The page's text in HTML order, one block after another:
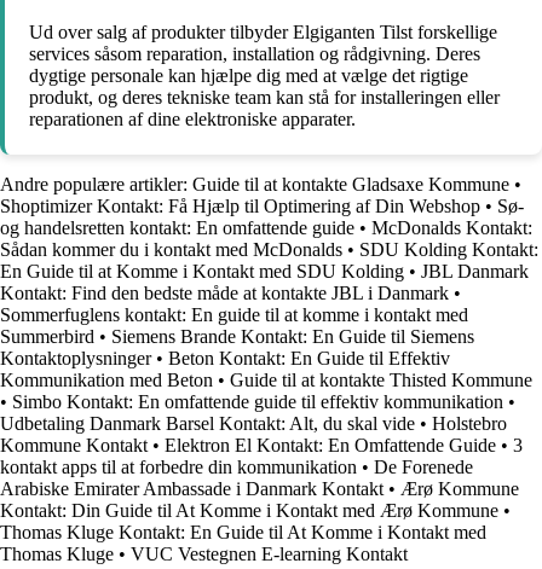
Ud over salg af produkter tilbyder Elgiganten Tilst forskellige
services såsom reparation, installation og rådgivning. Deres
dygtige personale kan hjælpe dig med at vælge det rigtige
produkt, og deres tekniske team kan stå for installeringen eller
reparationen af dine elektroniske apparater.
Andre populære artikler: Guide til at kontakte Gladsaxe Kommune •
Shoptimizer Kontakt: Få Hjælp til Optimering af Din Webshop • Sø-
og handelsretten kontakt: En omfattende guide • McDonalds Kontakt:
Sådan kommer du i kontakt med McDonalds • SDU Kolding Kontakt:
En Guide til at Komme i Kontakt med SDU Kolding • JBL Danmark
Kontakt: Find den bedste måde at kontakte JBL i Danmark •
Sommerfuglens kontakt: En guide til at komme i kontakt med
Summerbird • Siemens Brande Kontakt: En Guide til Siemens
Kontaktoplysninger• Beton Kontakt: En Guide til Effektiv
Kommunikation med Beton • Guide til at kontakte Thisted Kommune
• Simbo Kontakt: En omfattende guide til effektiv kommunikation •
Udbetaling Danmark Barsel Kontakt: Alt, du skal vide • Holstebro
Kommune Kontakt • Elektron El Kontakt: En Omfattende Guide • 3
kontakt apps til at forbedre din kommunikation • De Forenede
Arabiske Emirater Ambassade i Danmark Kontakt • Ærø Kommune
Kontakt: Din Guide til At Komme i Kontakt med Ærø Kommune •
Thomas Kluge Kontakt: En Guide til At Komme i Kontakt med
Thomas Kluge • VUC Vestegnen E-learning Kontakt